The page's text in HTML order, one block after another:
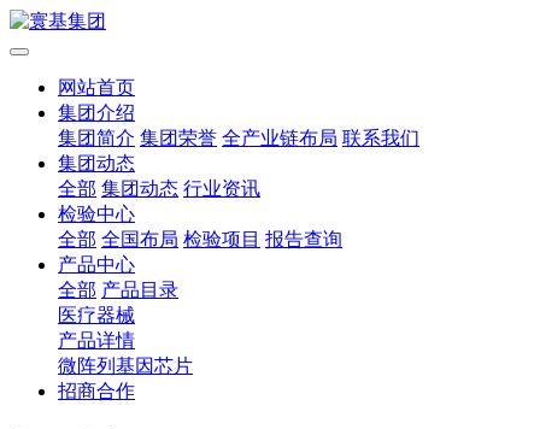
网站首页
集团介绍
集团简介 集团荣誉 全产业链布局 联系我们
集团动态
全部 集团动态 行业资讯
检验中心
全部 全国布局 检验项目 报告查询
产品中心
全部 产品目录
医疗器械
产品详情
微阵列基因芯片
招商合作